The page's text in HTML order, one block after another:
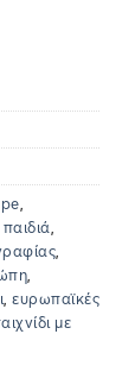
,
,
,
,
, ευρωπαϊκές
με